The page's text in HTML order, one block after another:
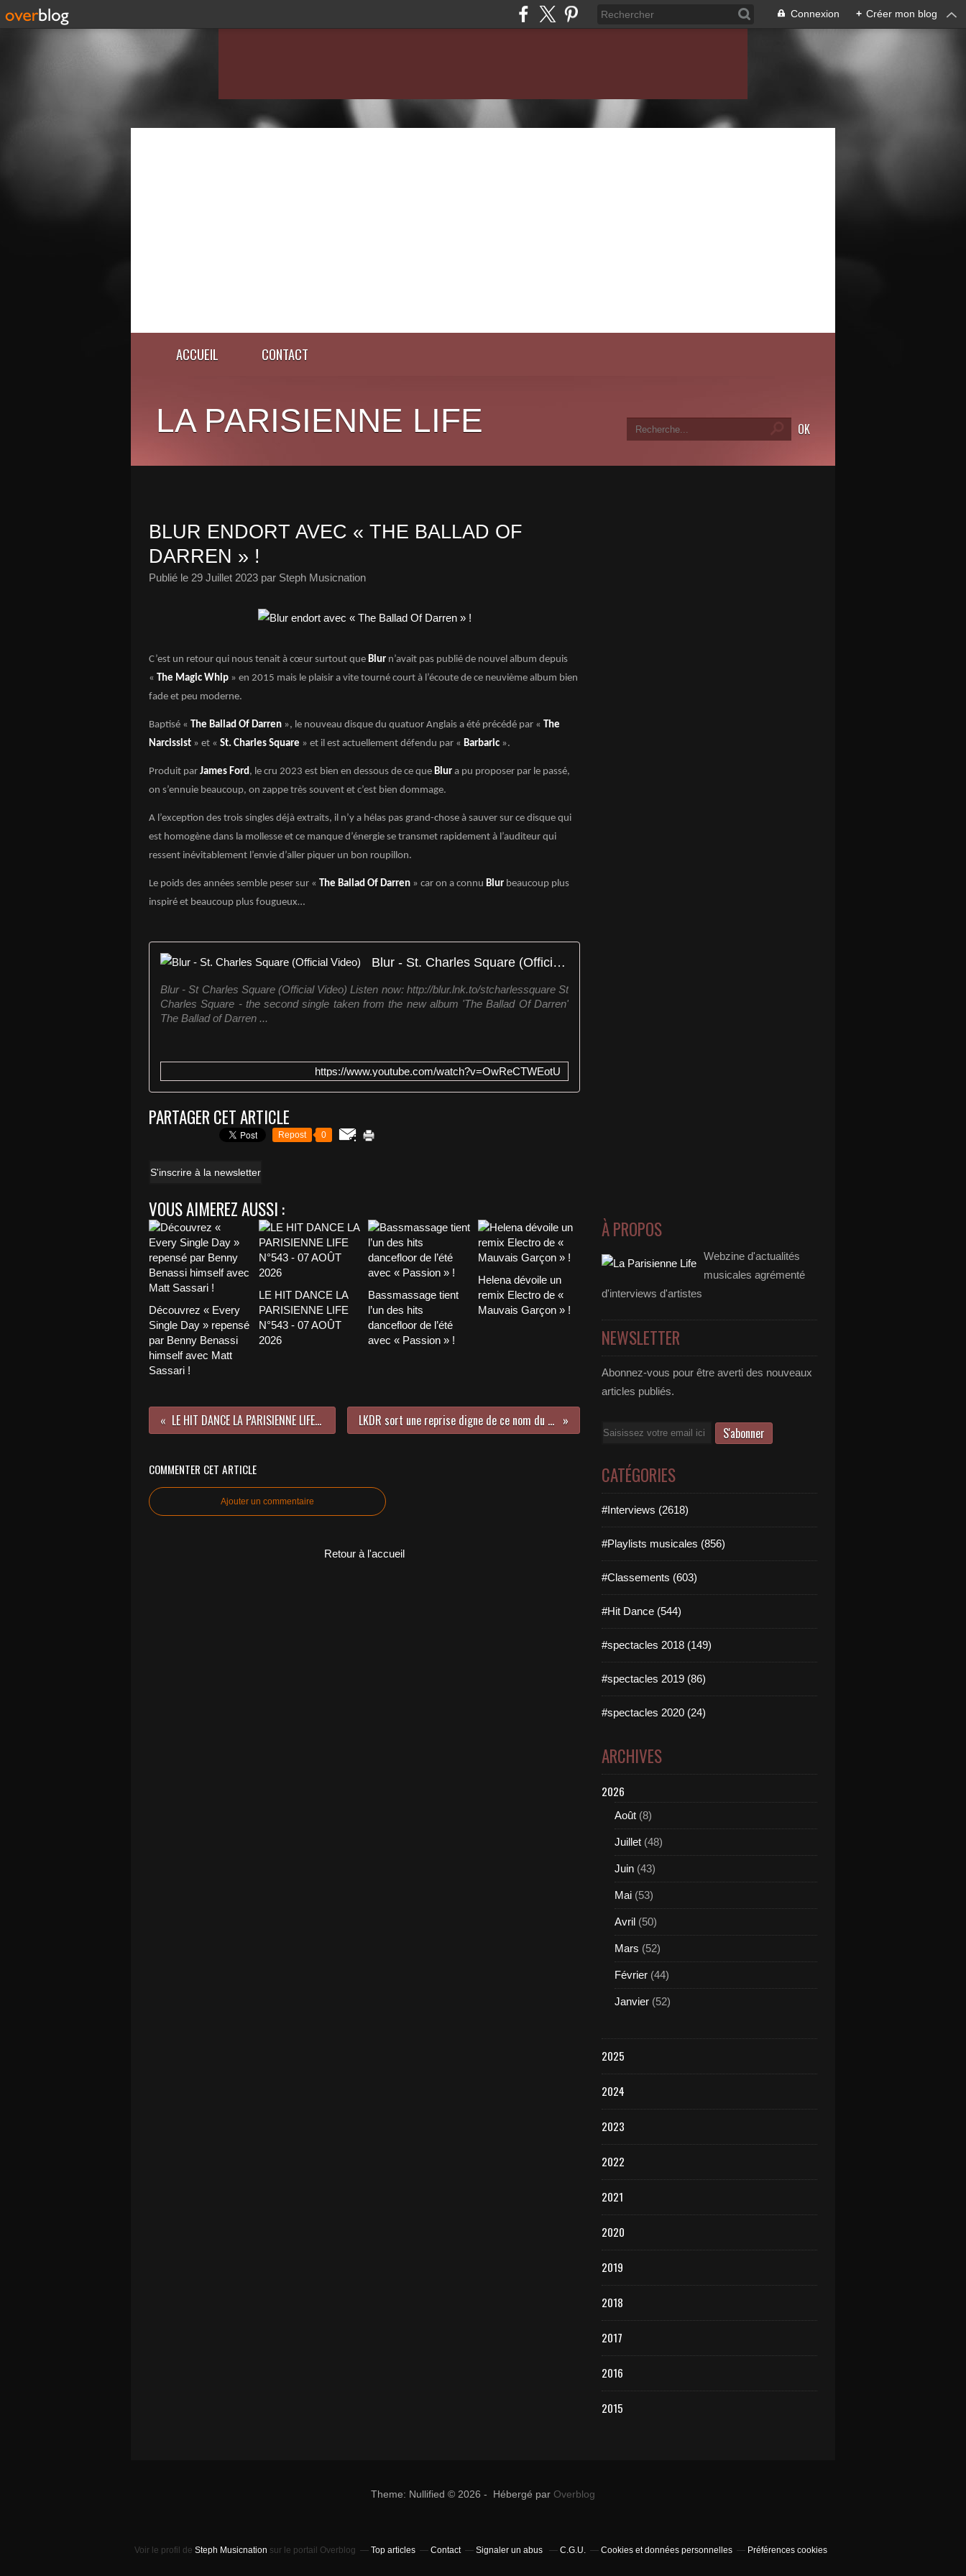
Connexion + Créer mon blog
ACCUEIL CONTACT
LA PARISIENNE LIFE
BLUR ENDORT AVEC « THE BALLAD OF
DARREN » !
Publié le 29 Juillet 2023 par Steph Musicnation
C’est un retour qui nous tenait à cœur surtout que Blur n’avait pas publié de nouvel album depuis
« The Magic Whip » en 2015 mais le plaisir a vite tourné court à l’écoute de ce neuvième album bien
fade et peu moderne.
Baptisé « The Ballad Of Darren », le nouveau disque du quatuor Anglais a été précédé par « The
Narcissist » et « St. Charles Square » et il est actuellement défendu par « Barbaric ».
Produit par James Ford, le cru 2023 est bien en dessous de ce que Blur a pu proposer par le passé,
on s’ennuie beaucoup, on zappe très souvent et c’est bien dommage.
A l’exception des trois singles déjà extraits, il n’y a hélas pas grand-chose à sauver sur ce disque qui
est homogène dans la mollesse et ce manque d’énergie se transmet rapidement à l’auditeur qui
ressent inévitablement l’envie d’aller piquer un bon roupillon.
Le poids des années semble peser sur « The Ballad Of Darren » car on a connu Blur beaucoup plus
inspiré et beaucoup plus fougueux…
Blur - St. Charles Square (Official Video)
Blur - St Charles Square (Official Video) Listen now: http://blur.lnk.to/stcharlessquare St
Charles Square - the second single taken from the new album 'The Ballad Of Darren'
The Ballad of Darren ...
https://www.youtube.com/watch?v=OwReCTWEotU
PARTAGER CET ARTICLE
Repost 0
S'inscrire à la newsletter
VOUS AIMEREZ AUSSI :
Découvrez « Every
Single Day » repensé
par Benny Benassi
himself avec Matt
Sassari !
LE HIT DANCE LA
PARISIENNE LIFE
N°543 - 07 AOÛT
2026
Bassmassage tient
l’un des hits
dancefloor de l’été
avec « Passion » !
Helena dévoile un
remix Electro de «
Mauvais Garçon » !
LE HIT DANCE LA PARISIENNE LIFE N°385 - 28 JUILLET 2023 LKDR sort une reprise digne de ce nom du « Maria Magdalena » de Sandra !
COMMENTER CET ARTICLE
Ajouter un commentaire
Retour à l'accueil
À PROPOS
Webzine d'actualités
musicales agrémenté
d'interviews d'artistes
NEWSLETTER
Abonnez-vous pour être averti des nouveaux
articles publiés.
Email
CATÉGORIES
#Interviews (2618)
#Playlists musicales (856)
#Classements (603)
#Hit Dance (544)
#spectacles 2018 (149)
#spectacles 2019 (86)
#spectacles 2020 (24)
ARCHIVES
2026
Août (8)
Juillet (48)
Juin (43)
Mai (53)
Avril (50)
Mars (52)
Février (44)
Janvier (52)
2025
2024
2023
2022
2021
2020
2019
2018
2017
2016
2015
Theme: Nullified © 2026 - Hébergé par Overblog
Voir le profil de Steph Musicnation sur le portail Overblog Top articles Contact Signaler un abus C.G.U. Cookies et données personnelles Préférences cookies